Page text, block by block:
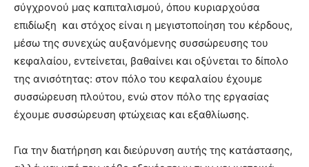
σύγχρονού μας καπιταλισμού, όπου κυριαρχούσα
επιδίωξη και στόχος είναι η μεγιστοποίηση του κέρδους,
μέσω της συνεχώς αυξανόμενης συσσώρευσης του
κεφαλαίου, εντείνεται, βαθαίνει και οξύνεται το δίπολο
της ανισότητας: στον πόλο του κεφαλαίου έχουμε
συσσώρευση πλούτου, ενώ στον πόλο της εργασίας
έχουμε συσσώρευση φτώχειας και εξαθλίωσης.
Για την διατήρηση και διεύρυνση αυτής της κατάστασης,